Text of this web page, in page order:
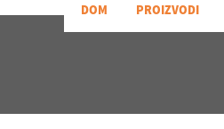
DOM PROIZVODI